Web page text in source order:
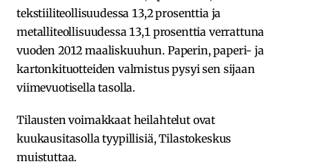
tekstiiliteollisuudessa 13,2 prosenttia ja
metalliteollisuudessa 13,1 prosenttia verrattuna
vuoden 2012 maaliskuuhun. Paperin, paperi- ja
kartonkituotteiden valmistus pysyi sen sijaan
viimevuotisella tasolla.
Tilausten voimakkaat heilahtelut ovat
kuukausitasolla tyypillisiä, Tilastokeskus
muistuttaa.